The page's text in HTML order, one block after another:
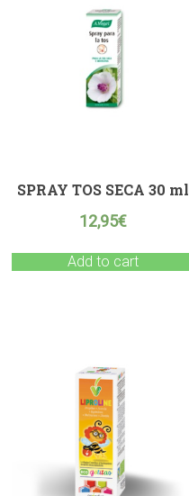
SPRAY TOS SECA 30 ml
12,95€
Add to cart